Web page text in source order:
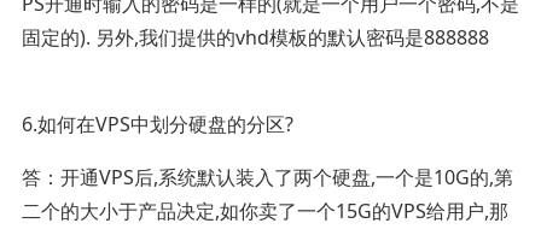
固定的). 另外,我们提供的vhd模板的默认密码是888888
6.如何在VPS中划分硬盘的分区?
答：开通VPS后,系统默认装入了两个硬盘,一个是10G的,第
二个的大小于产品决定,如你卖了一个15G的VPS给用户,那